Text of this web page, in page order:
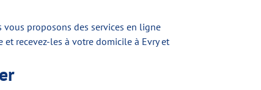
vous proposons des services en ligne
recevez-les à votre domicile à Evry et